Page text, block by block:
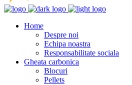
Home
Despre noi
Echipa noastra
Responsabilitate sociala
Gheata carbonica
Blocuri
Pellets